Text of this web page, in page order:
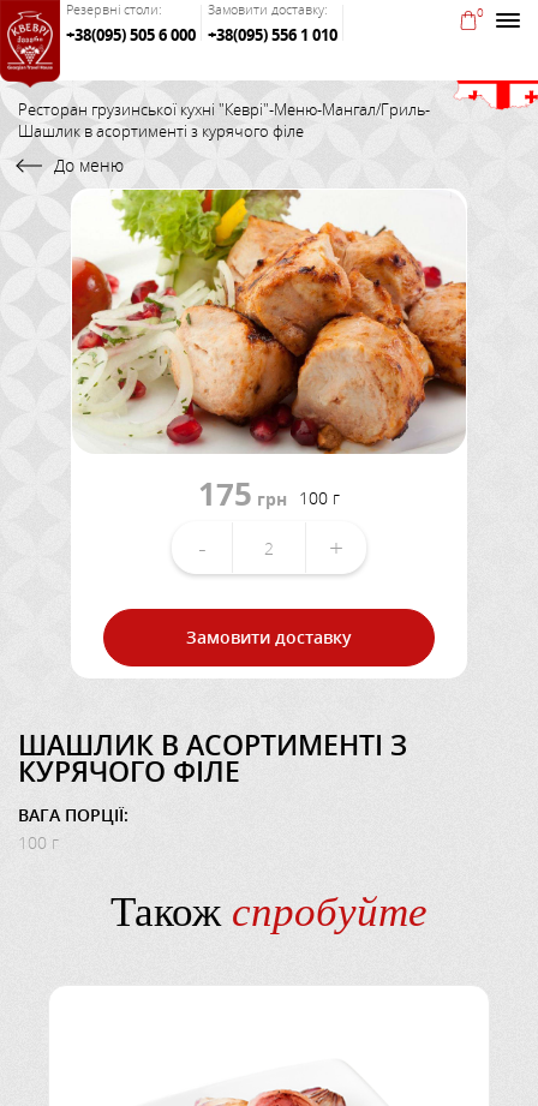
Резервні столи:
+38(095) 505 6 000
Замовити доставку:
+38(095) 556 1 010
0
Ресторан грузинської кухні "Кеврі"-Меню-Мангал/Гриль-
Шашлик в асортименті з курячого філе
До меню
175 грн 100 г
- +
Замовити доставку
ШАШЛИК В АСОРТИМЕНТІ З
КУРЯЧОГО ФІЛЕ
ВАГА ПОРЦІЇ:
100 г
Такожспробуйте